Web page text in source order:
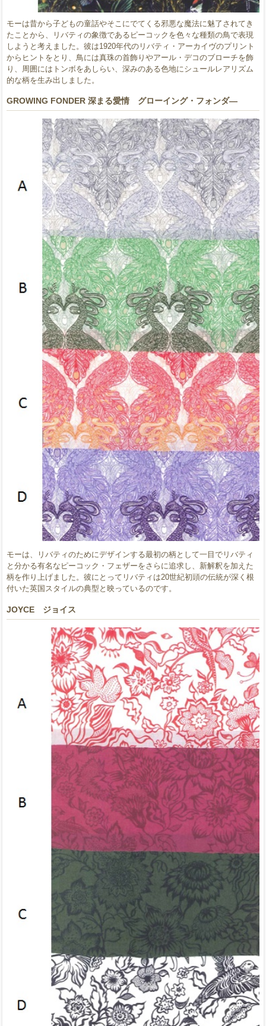
モーは昔から子どもの童話やそこにでてくる邪悪な魔法に魅了されてき
たことから、リバティの象徴であるピーコックを色々な種類の鳥で表現
しようと考えました。彼は1920年代のリバティ・アーカイヴのプリント
からヒントをとり、鳥には真珠の首飾りやアール・デコのブローチを飾
り、周囲にはトンボをあしらい、深みのある色地にシュールレアリズム
的な柄を生み出しました。
GROWING FONDER 深まる愛情 グローイング・フォンダ―
モーは、リバティのためにデザインする最初の柄として一目でリバティ
と分かる有名なピーコック・フェザーをさらに追求し、新解釈を加えた
柄を作り上げました。彼にとってリバティは20世紀初頭の伝統が深く根
付いた英国スタイルの典型と映っているのです。
JOYCE ジョイス